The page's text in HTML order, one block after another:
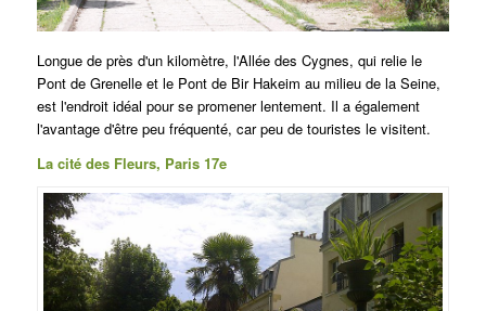
Longue de près d'un kilomètre, l'Allée des Cygnes, qui relie le
Pont de Grenelle et le Pont de Bir Hakeim au milieu de la Seine,
est l'endroit idéal pour se promener lentement. Il a également
l'avantage d'être peu fréquenté, car peu de touristes le visitent.
La cité des Fleurs, Paris 17e